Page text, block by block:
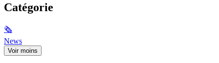
Catégorie
🗞
News
Voir moins